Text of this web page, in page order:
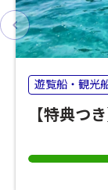
遊覧船・観光
【特典つ